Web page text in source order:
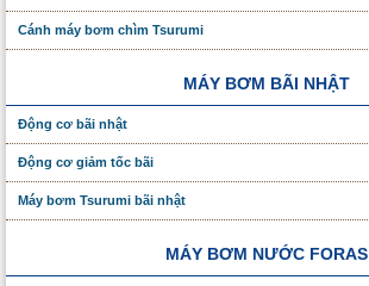
Cánh máy bơm chìm Tsurumi
MÁY BƠM BÃI NHẬT
Động cơ bãi nhật
Động cơ giảm tốc bãi
Máy bơm Tsurumi bãi nhật
MÁY BƠM NƯỚC FORAS